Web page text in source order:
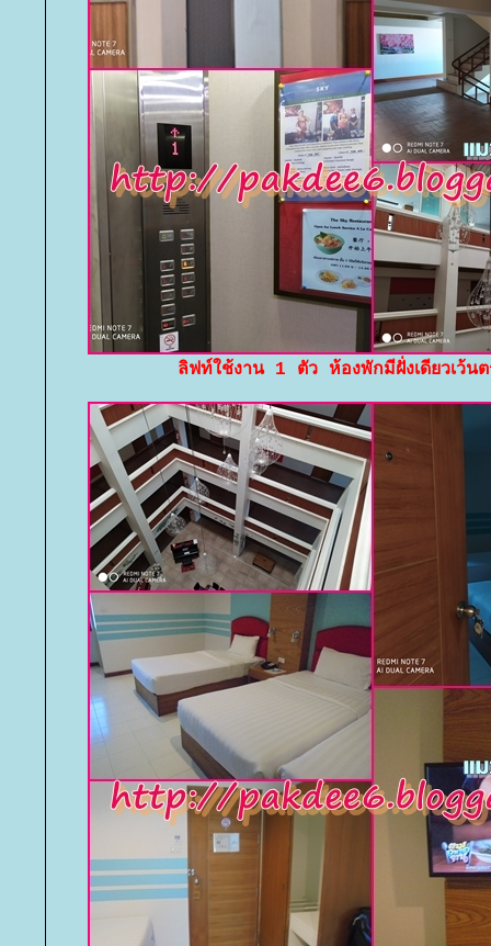
ลิฟท์ใช้งาน 1 ตัว ห้องพักมีฝั่งเดียวเว้นต